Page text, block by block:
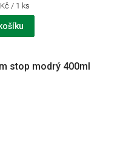
/ 1 ks
stop modrý 400ml